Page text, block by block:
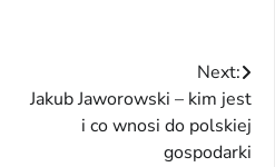
Next:
Jakub Jaworowski – kim jest
i co wnosi do polskiej
gospodarki